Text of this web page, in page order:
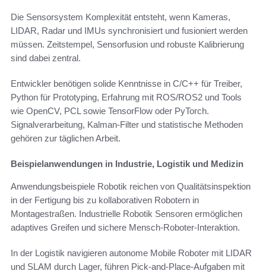
Die Sensorsystem Komplexität entsteht, wenn Kameras,
LIDAR, Radar und IMUs synchronisiert und fusioniert werden
müssen. Zeitstempel, Sensorfusion und robuste Kalibrierung
sind dabei zentral.
Entwickler benötigen solide Kenntnisse in C/C++ für Treiber,
Python für Prototyping, Erfahrung mit ROS/ROS2 und Tools
wie OpenCV, PCL sowie TensorFlow oder PyTorch.
Signalverarbeitung, Kalman-Filter und statistische Methoden
gehören zur täglichen Arbeit.
Beispielanwendungen in Industrie, Logistik und Medizin
Anwendungsbeispiele Robotik reichen von Qualitätsinspektion
in der Fertigung bis zu kollaborativen Robotern in
Montagestraßen. Industrielle Robotik Sensoren ermöglichen
adaptives Greifen und sichere Mensch-Roboter-Interaktion.
In der Logistik navigieren autonome Mobile Roboter mit LIDAR
und SLAM durch Lager, führen Pick-and-Place-Aufgaben mit